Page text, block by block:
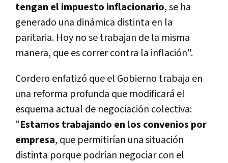
tengan el impuesto inflacionario, se ha
generado una dinámica distinta en la
paritaria. Hoy no se trabajan de la misma
manera, que es correr contra la inflación".
Cordero enfatizó que el Gobierno trabaja en
una reforma profunda que modificará el
esquema actual de negociación colectiva:
"Estamos trabajando en los convenios por
empresa, que permitirían una situación
distinta porque podrían negociar con el